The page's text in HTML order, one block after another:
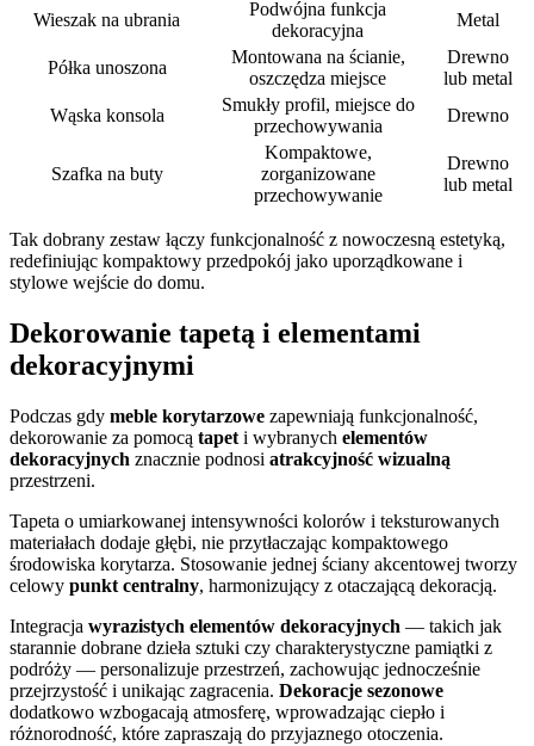
Wieszak na ubrania
Podwójna funkcja
dekoracyjna
Metal
Półka unoszona
Montowana na ścianie,
oszczędza miejsce
Drewno
lub metal
Wąska konsola
Smukły profil, miejsce do
przechowywania
Drewno
Szafka na buty
Kompaktowe,
zorganizowane
przechowywanie
Drewno
lub metal
Tak dobrany zestaw łączy funkcjonalność z nowoczesną estetyką,
redefiniując kompaktowy przedpokój jako uporządkowane i
stylowe wejście do domu.
Dekorowanie tapetą i elementami
dekoracyjnymi
Podczas gdy meble korytarzowe zapewniają funkcjonalność,
dekorowanie za pomocą tapet i wybranych elementów
dekoracyjnych znacznie podnosi atrakcyjność wizualną
przestrzeni.
Tapeta o umiarkowanej intensywności kolorów i teksturowanych
materiałach dodaje głębi, nie przytłaczając kompaktowego
środowiska korytarza. Stosowanie jednej ściany akcentowej tworzy
celowy punkt centralny, harmonizujący z otaczającą dekoracją.
Integracja wyrazistych elementów dekoracyjnych — takich jak
starannie dobrane dzieła sztuki czy charakterystyczne pamiątki z
podróży — personalizuje przestrzeń, zachowując jednocześnie
przejrzystość i unikając zagracenia. Dekoracje sezonowe
dodatkowo wzbogacają atmosferę, wprowadzając ciepło i
różnorodność, które zapraszają do przyjaznego otoczenia.